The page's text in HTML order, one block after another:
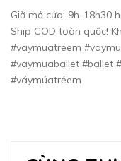
Giờ mở cửa: 9h-18h30
Ship COD toàn quốc!
#vaymuatreem
#vaymuaballet #ballet
#váymúatrẻem